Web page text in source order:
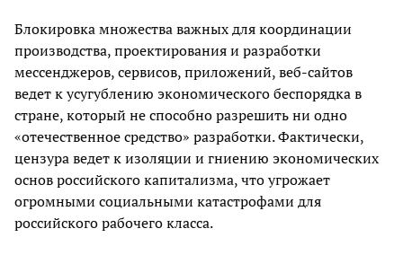
Блокировка множества важных для координации
производства, проектирования и разработки
мессенджеров, сервисов, приложений, веб-сайтов
ведет к усугублению экономического беспорядка в
стране, который не способно разрешить ни одно
«отечественное средство» разработки. Фактически,
цензура ведет к изоляции и гниению экономических
основ российского капитализма, что угрожает
огромными социальными катастрофами для
российского рабочего класса.